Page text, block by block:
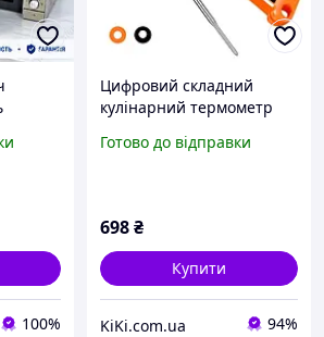
5
100%
Цифровий складний
кулінарний термометр
та інших продуктів
Готово до відправки
698₴
Купити
KiKi.com.ua 94%